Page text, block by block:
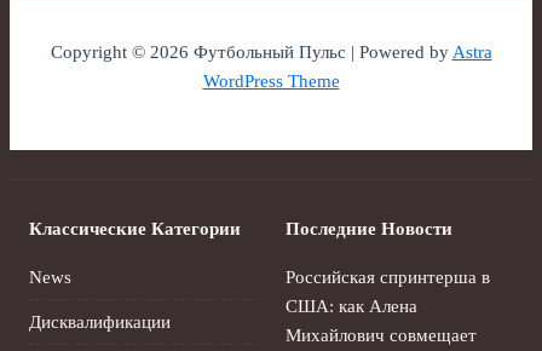
Copyright © 2026 Футбольный Пульс | Powered byAstra
WordPress Theme
Классические Категории
News
Дисквалификации
Последние Новости
Российская спринтерша в
США: как Алена
Михайлович совмещает